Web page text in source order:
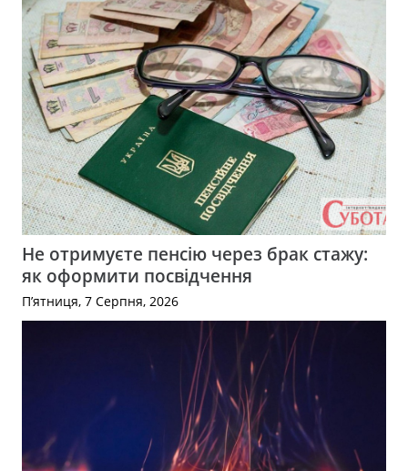
Не отримуєте пенсію через брак стажу:
як оформити посвідчення
П’ятниця, 7 Серпня, 2026